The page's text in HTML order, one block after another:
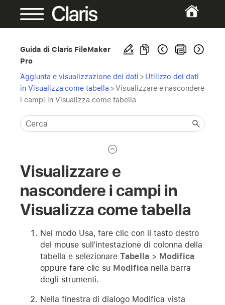
Guida di Claris FileMaker
Pro
Aggiunta e visualizzazione dei dati > Utilizzo dei dati
in Visualizza come tabella >Visualizzare e nascondere
i campi in Visualizza come tabella
Visualizzare e
nascondere i campi in
Visualizza come tabella
Nel modo Usa, fare clic con il tasto destro
del mouse sull'intestazione di colonna della
tabella e selezionareTabella> Modifica
oppure fare clic su Modificanella barra
degli strumenti.
Nella finestra di dialogo Modifica vista